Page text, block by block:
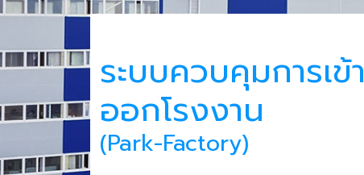
ระบบควบคุมการเข้า
ออกโรงงาน
(Park-Factory)